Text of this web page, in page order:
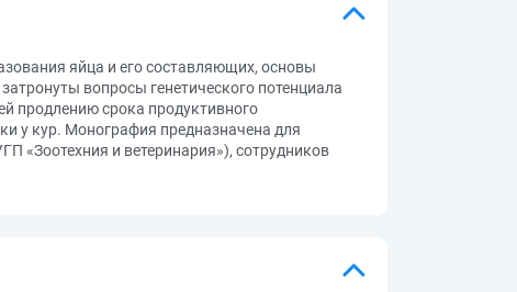
яйца и его составляющих, основы
вопросы генетического потенциала
продлению срока продуктивного
у кур. Монография предназначена для
«Зоотехния и ветеринария»), сотрудников